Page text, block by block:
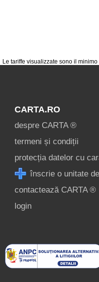
Le tariffe visualizzate sono il
login
CARTA.RO
despre CARTA ®
termeni și condiții
protecția datelor cu
înscrie o unitate
contactează CARTA ®
login